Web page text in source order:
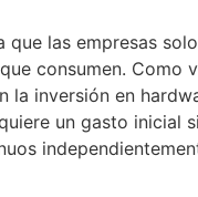
que las empresas
consumen. Como
la inversión en
un gasto inicial